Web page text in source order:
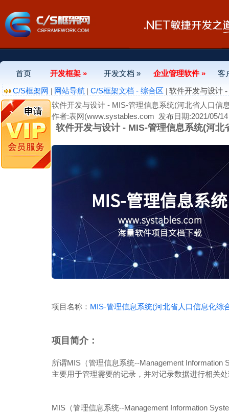
首页 开发框架 » 开发文档 » 企业管理软件 »
客
C/S框架网 | 网站导航 | C/S框架文档 - 综合区 | 软件开发与设计
软件开发与设计 - MIS-管理信息系统(河北省人口信
作者:表网(www.systables.com 发布日期:2021/05/
软件开发与设计 - MIS-管理信息系统(河
项目名称： MIS-管理信息系统(河北省人口信息化综
项目简介：
所谓MIS（管理信息系统--Management
主要用于管理需要的记录，并对记录数据进行相关
MIS（管理信息系统--Management Information